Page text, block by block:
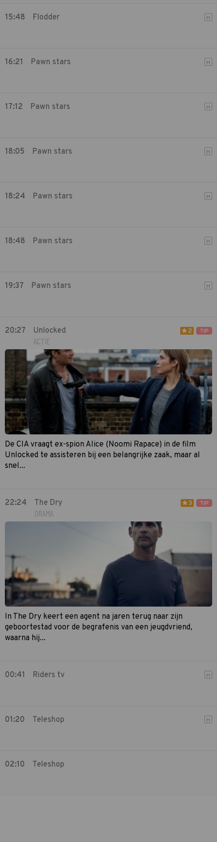
15:48 Flodder H
16:21 Pawn stars H
17:12 Pawn stars H
18:05 Pawn stars H
18:24 Pawn stars H
18:48 Pawn stars H
19:37 Pawn stars H
20:27 Unlocked
ACTIE
2 TIP
De CIA vraagt ex-spion Alice (Noomi Rapace) in de film
Unlocked te assisteren bij een belangrijke zaak, maar al
snel...
22:24 The Dry
DRAMA
3 TIP
In The Dry keert een agent na jaren terug naar zijn
geboortestad voor de begrafenis van een jeugdvriend,
waarna hij...
00:41 Riders tv H
01:20 Teleshop H
02:10 Teleshop